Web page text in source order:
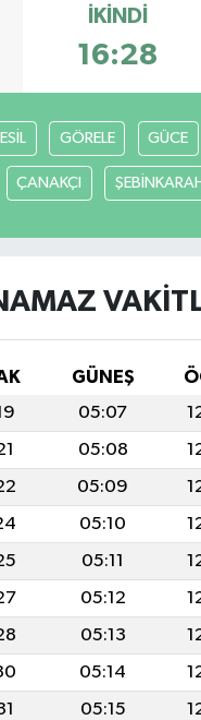
İKINDI
16:28
GÖRELE GÜCE
ÇANAKÇI
GÜNEŞ
05:07
05:08
05:09
05:10
05:11
05:12
05:13
05:14
05:15